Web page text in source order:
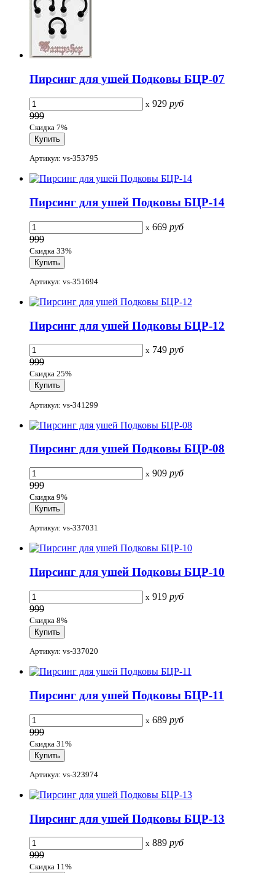
Пирсинг для ушей Подковы БЦР-07
x 929 руб
999
Скидка 7%
Артикул: vs-353795
Пирсинг для ушей Подковы БЦР-14
x 669 руб
999
Скидка 33%
Артикул: vs-351694
Пирсинг для ушей Подковы БЦР-12
x 749 руб
999
Скидка 25%
Артикул: vs-341299
Пирсинг для ушей Подковы БЦР-08
x 909 руб
999
Скидка 9%
Артикул: vs-337031
Пирсинг для ушей Подковы БЦР-10
x 919 руб
999
Скидка 8%
Артикул: vs-337020
Пирсинг для ушей Подковы БЦР-11
x 689 руб
999
Скидка 31%
Артикул: vs-323974
Пирсинг для ушей Подковы БЦР-13
x 889 руб
999
Скидка 11%